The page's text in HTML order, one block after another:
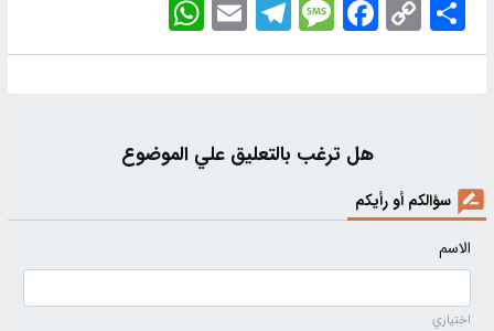
Link
هل ترغب بالتعليق علي الموضوع
سؤالكم أو رأيكم
الاسم
اختياري